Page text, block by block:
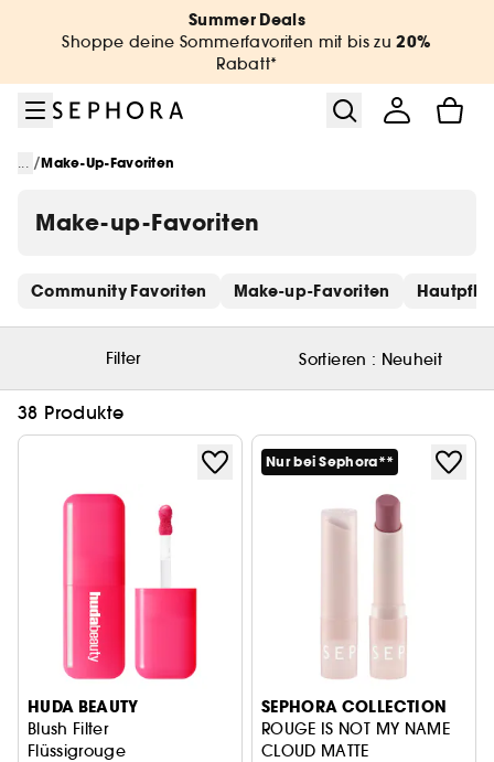
Summer Deals
Shoppe deine Sommerfavoriten mit bis zu20%
Rabatt*
... /Make-Up-Favoriten
Make-up-Favoriten
Schnelllinks überspringen
Community Favoriten Make-up-Favoriten
Filter Sortieren : Neuheit
38 Produkte
HUDA BEAUTY
Blush Filter
Flüssigrouge
Nur bei Sephora**
SEPHORA COLLECTION
ROUGE IS NOT MY NAME
CLOUD MATTE